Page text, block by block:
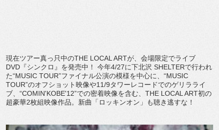
現在ツアー真っ只中のTHE LOCAL ARTが、会場限定でライブ
DVD『シンクロ』を発売中！ 今年4/27に下北沢 SHELTERで行われ
た“MUSIC TOUR”ファイナル公演の模様を中心に、“MUSIC
TOUR”のオフショット映像や11/9タワーレコードでのゲリラライ
ブ、“COMIN'KOBE'12”での密着映像を含む、THE LOCAL ART初の
超豪華2枚組映像作品。新曲「ロッキンオン」も聴き逃すな！